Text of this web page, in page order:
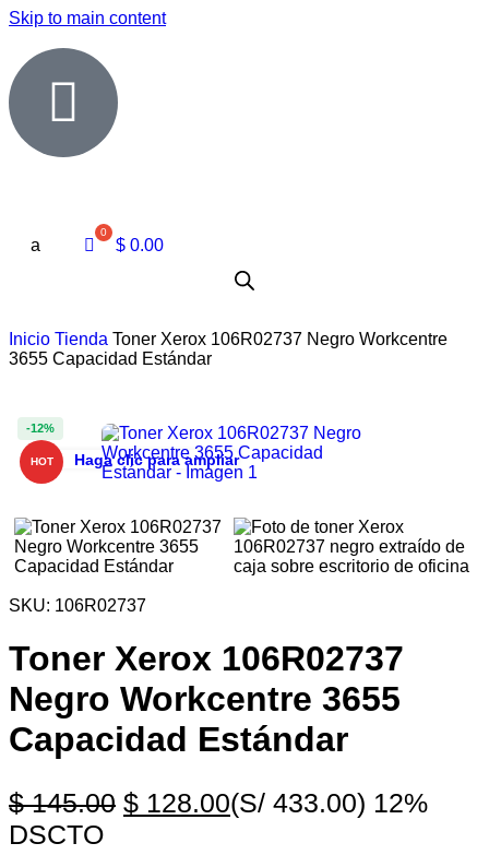
Skip to main content
a $ 0.00
Inicio Tienda Toner Xerox 106R02737 Negro Workcentre
3655 Capacidad Estándar
-12%
HOT Haga clic para ampliar
SKU: 106R02737
Toner Xerox 106R02737
Negro Workcentre 3655
Capacidad Estándar
$145.00 $ 128.00(S/ 433.00) 12%
DSCTO